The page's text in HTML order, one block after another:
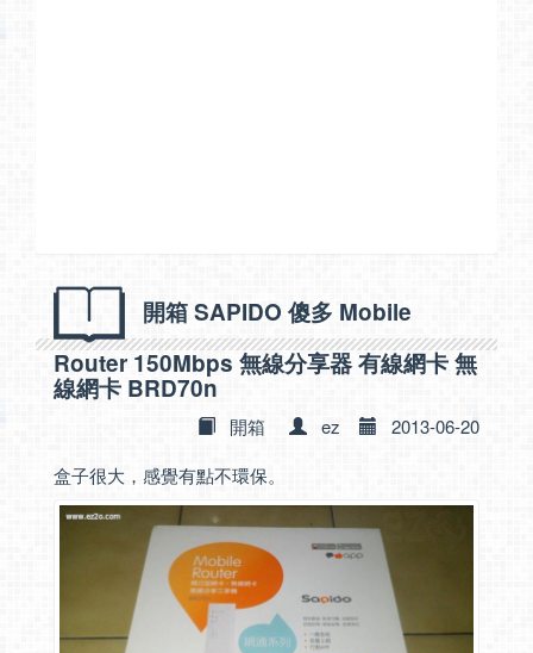
開箱 SAPIDO 傻多 Mobile
Router 150Mbps 無線分享器 有線網卡 無
線網卡 BRD70n
開箱 ez
2013-06-20
盒子很大，感覺有點不環保。